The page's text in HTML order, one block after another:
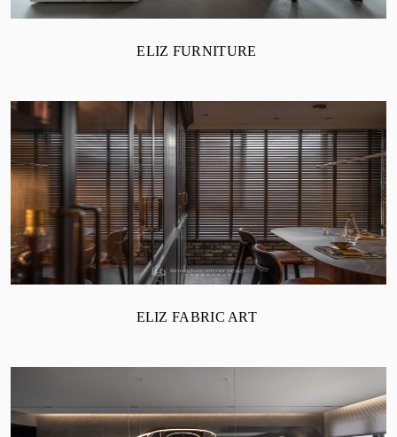
ELIZ FURNITURE
ELIZ FABRIC ART